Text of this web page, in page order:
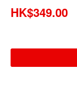
HK$349.00